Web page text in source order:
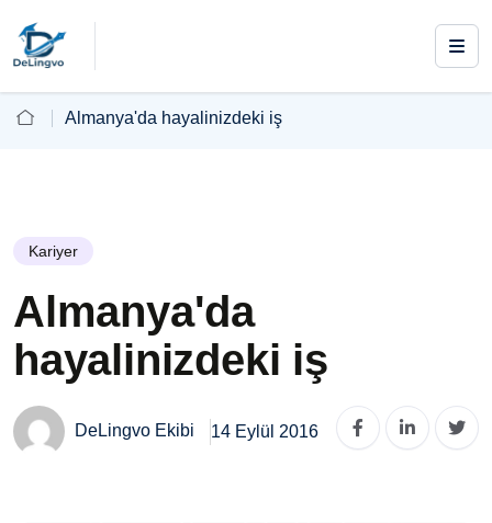
Almanya'da hayalinizdeki iş
Kariyer
Almanya'da
hayalinizdeki iş
DeLingvo Ekibi 14 Eylül 2016